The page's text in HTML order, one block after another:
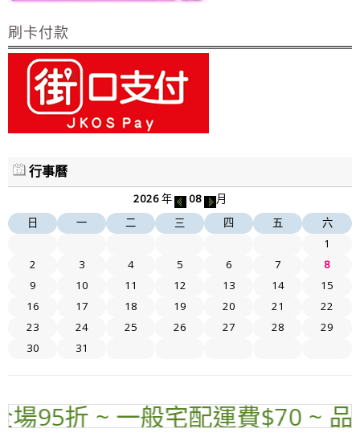
刷卡付款
行事曆
2026年 08
月
日
一 二 三 四 五
六
1
2
3 4 5 6 7
8
9
10 11 12 13 14
15
16
17 18 19 20 21
22
23
24 25 26 27 28
29
30
31
折 ~ 一般宅配運費$70 ~ 品名